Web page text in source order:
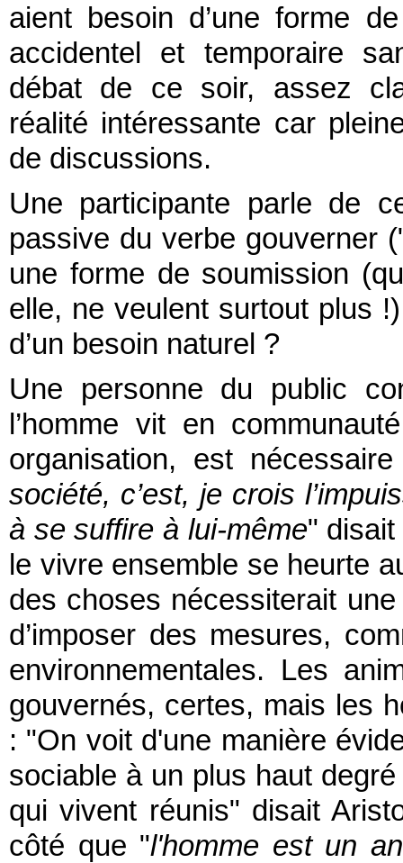
aient besoin d’une forme
accidentel et temporaire
débat de ce soir, assez
réalité intéressante car
de discussions.
Une participante parle de
passive du verbe gouverner
une forme de soumission
elle, ne veulent surtout plus
d’un besoin naturel ?
Une personne du public
l’homme vit en
organisation, est
société, c’est, je crois
à se suffire à lui-même" disait
le vivre ensemble se heurte
des choses nécessiterait
d’imposer des mesures,
environnementales. Les
gouvernés, certes, mais les
: "On voit d'une manière
sociable à un plus haut
qui vivent réunis" disait
côté que "l'homme est un